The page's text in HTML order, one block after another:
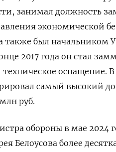
занимал должность
экономической
также был начальником
2017 года он стал
техническое оснащение.
самый высокий
руб.
обороны в мае 2024
Белоусова более